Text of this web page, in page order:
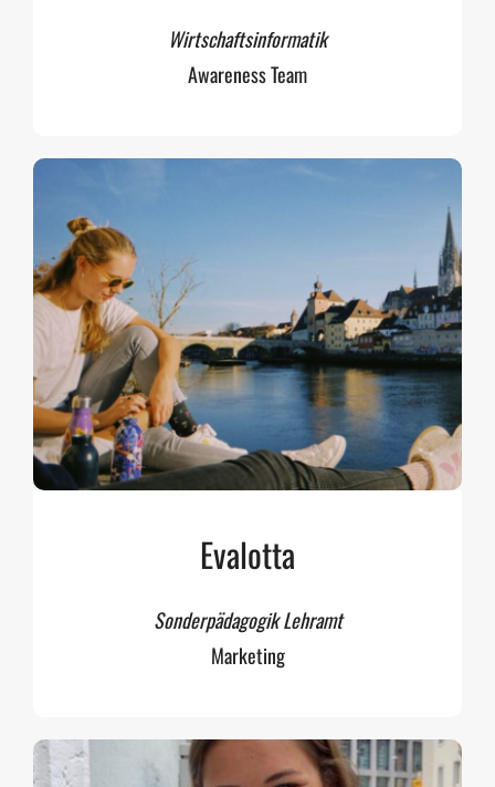
Wirtschaftsinformatik
Awareness Team
Evalotta
Sonderpädagogik Lehramt
Marketing